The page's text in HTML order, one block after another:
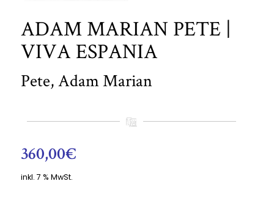
ADAM MARIAN PETE |
VIVA ESPANIA
Pete, Adam Marian
360,00€
inkl. 7 % MwSt.